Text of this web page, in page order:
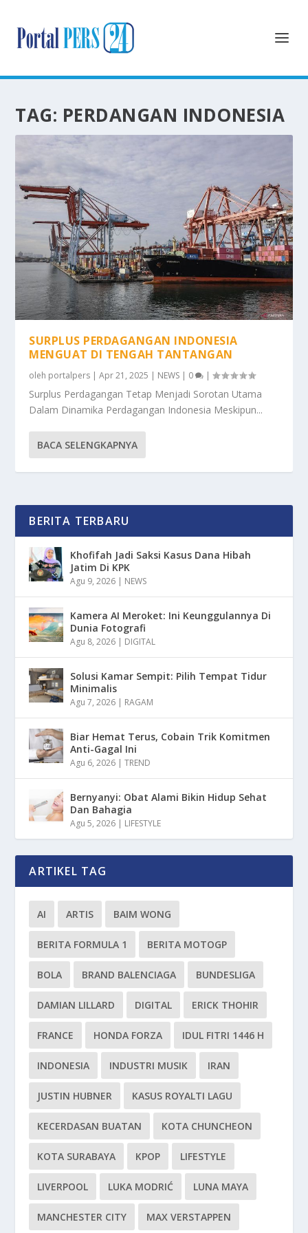
TAG: PERDANGAN INDONESIA
SURPLUS PERDAGANGAN INDONESIA
MENGUAT DI TENGAH TANTANGAN
oleh portalpers |Apr 21, 2025 | NEWS | 0 |
Surplus Perdagangan Tetap Menjadi Sorotan Utama
Dalam Dinamika Perdagangan Indonesia Meskipun...
BACA SELENGKAPNYA
BERITA TERBARU
Khofifah Jadi Saksi Kasus Dana Hibah
Jatim Di KPK
Agu 9, 2026 | NEWS
Kamera AI Meroket: Ini Keunggulannya Di
Dunia Fotografi
Agu 8, 2026 | DIGITAL
Solusi Kamar Sempit: Pilih Tempat Tidur
Minimalis
Agu 7, 2026 | RAGAM
Biar Hemat Terus, Cobain Trik Komitmen
Anti-Gagal Ini
Agu 6, 2026 |TREND
Bernyanyi: Obat Alami Bikin Hidup Sehat
Dan Bahagia
Agu 5, 2026 | LIFESTYLE
ARTIKEL TAG
AI ARTIS BAIM WONG
BERITA FORMULA 1 BERITA MOTOGP
BOLA BRAND BALENCIAGA BUNDESLIGA
DAMIAN LILLARD DIGITAL ERICK THOHIR
FRANCE HONDA FORZA IDUL FITRI 1446 H
INDONESIA INDUSTRI MUSIK IRAN
JUSTIN HUBNER KASUS ROYALTI LAGU
KECERDASAN BUATAN KOTA CHUNCHEON
KOTA SURABAYA KPOP LIFESTYLE
LIVERPOOL LUKA MODRIĆ LUNA MAYA
MANCHESTER CITY MAX VERSTAPPEN